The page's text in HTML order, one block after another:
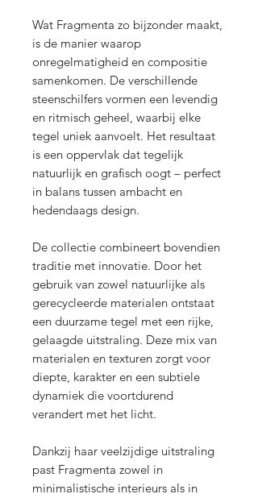
Wat Fragmenta zo bijzonder maakt,
is de manier waarop
onregelmatigheid en compositie
samenkomen. De verschillende
steenschilfers vormen een levendig
en ritmisch geheel, waarbij elke
tegel uniek aanvoelt. Het resultaat
is een oppervlak dat tegelijk
natuurlijk en grafisch oogt – perfect
in balans tussen ambacht en
hedendaags design.
De collectie combineert bovendien
traditie met innovatie. Door het
gebruik van zowel natuurlijke als
gerecycleerde materialen ontstaat
een duurzame tegel met een rijke,
gelaagde uitstraling. Deze mix van
materialen en texturen zorgt voor
diepte, karakter en een subtiele
dynamiek die voortdurend
verandert met het licht.
Dankzij haar veelzijdige uitstraling
past Fragmenta zowel in
minimalistische interieurs als in